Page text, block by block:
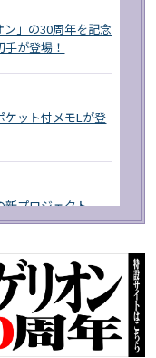
ン」の30周年を記念
が登場！
ケット付メモLが登
新プロジェクト
リオン30周年を記